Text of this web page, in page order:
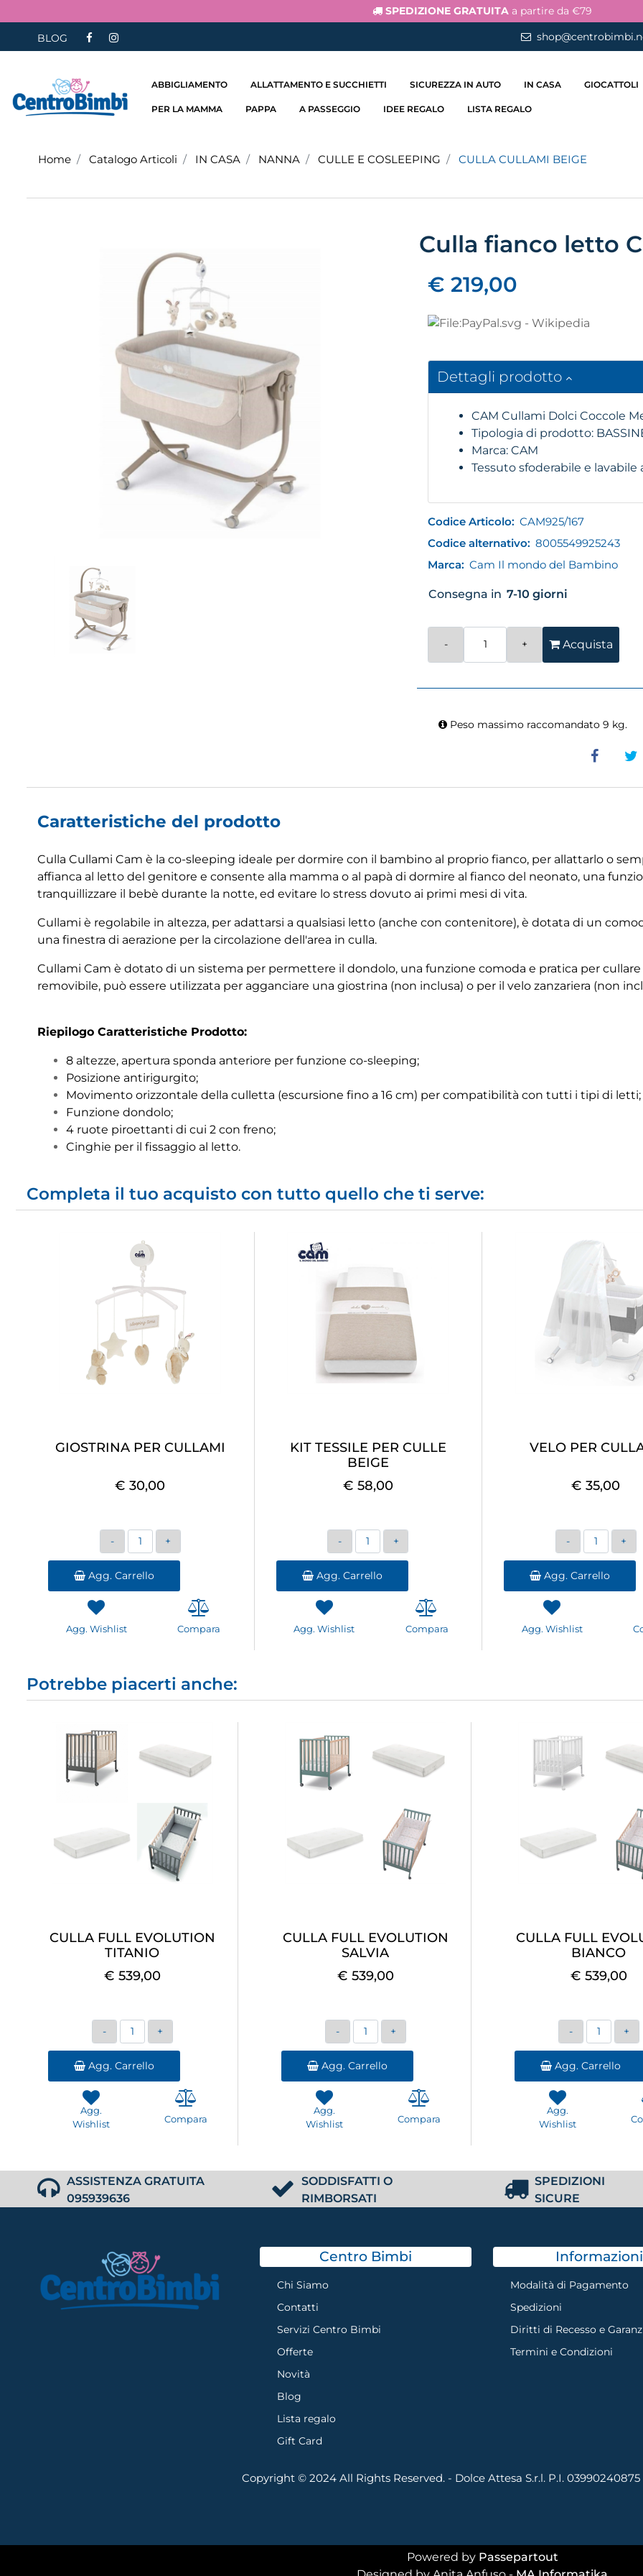
SPEDIZIONE GRATUITA a partire da €79
BLOG
ABBIGLIAMENTO ALLATTAMENTO E SUCCHIETTI SICUREZZA IN AUTO IN CASA GIOCATTOLI
PER LA MAMMA PAPPA A PASSEGGIO IDEE REGALO LISTA REGALO
Home Catalogo Articoli IN CASA NANNA CULLE E COSLEEPING CULLA CULLAMI BEIGE
Culla fianco letto
€ 219,00
Dettagli prodotto
CAM Cullami Dolci Coccole
Tipologia di prodotto:
Marca: CAM
Tessuto sfoderabile e lavabile
Codice Articolo: CAM925/167
Codice alternativo: 8005549925243
Marca: Cam Il mondo del Bambino
Consegna in 7-10 giorni
Acquista
Peso massimo raccomandato 9 kg.
Caratteristiche del prodotto
Culla Cullami Cam è la co-sleeping ideale per dormire con il bambino al proprio fianco, per allattarlo o
affianca al letto del genitore e consente alla mamma o al papà di dormire al fianco del neonato, una
tranquillizzare il bebè durante la notte, ed evitare lo stress dovuto ai primi mesi di vita.
Cullami è regolabile in altezza, per adattarsi a qualsiasi letto (anche con contenitore), è dotata di un
una finestra di aerazione per la circolazione dell'area in culla.
Cullami Cam è dotato di un sistema per permettere il dondolo, una funzione comoda e pratica per
removibile, può essere utilizzata per agganciare una giostrina (non inclusa) o per il velo zanzariera (non
Riepilogo Caratteristiche Prodotto:
8 altezze, apertura sponda anteriore per funzione co-sleeping;
Posizione antirigurgito;
Movimento orizzontale della culletta (escursione fino a 16 cm) per compatibilità con tutti i tipi di letti;
Funzione dondolo;
4 ruote piroettanti di cui 2 con freno;
Cinghie per il fissaggio al letto.
Completa il tuo acquisto con tutto quello che ti serve:
GIOSTRINA PER CULLAMI
€ 30,00
Quantità
Agg. Carrello
Agg. Wishlist Compara
KIT TESSILE PER CULLE
BEIGE
€ 58,00
Quantità
Agg. Carrello
Agg. Wishlist Compara
VELO PER
€ 35,00
Quantità
Agg. Carrello
Agg. Wishlist
Potrebbe piacerti anche:
CULLA FULL EVOLUTION
TITANIO
€ 539,00
Quantità
Agg. Carrello
Agg.
Wishlist
Compara
CULLA FULL EVOLUTION
SALVIA
€ 539,00
Quantità
Agg. Carrello
Agg.
Wishlist
Compara
CULLA FULL
BIANCO
€ 539,00
Quantità
Agg. Carrello
Agg.
Wishlist
ASSISTENZA GRATUITA
095939636
SODDISFATTI O
RIMBORSATI
SPEDIZIONI
SICURE
Centro Bimbi
Chi Siamo
Contatti
Servizi Centro Bimbi
Offerte
Novità
Blog
Lista regalo
Gift Card
Informazioni
Modalità di Pagamento
Spedizioni
Diritti di Recesso e
Termini e Condizioni
Copyright © 2024 All Rights Reserved. - Dolce Attesa S.r.l. P.I.
Powered by Passepartout